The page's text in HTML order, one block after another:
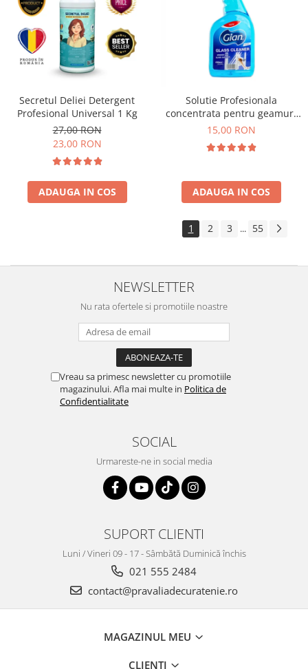
Secretul Deliei Detergent
Profesional Universal 1 Kg
27,00 RON
23,00 RON
ADAUGA IN COS
Solutie Profesionala
concentrata pentru geamuri
Gian 1000 ml
15,00 RON
ADAUGA IN COS
1 2 3 ... 55
NEWSLETTER
Nu rata ofertele si promotiile noastre
Vreau sa primesc newsletter cu promotiile
magazinului. Afla mai multe in Politica de
Confidentialitate
SOCIAL
Urmareste-ne in social media
SUPORT CLIENTI
Luni / Vineri 09 - 17 - Sâmbătă Duminică închis
021 555 2484
contact@pravaliadecuratenie.ro
MAGAZINUL MEU
CLIENTI